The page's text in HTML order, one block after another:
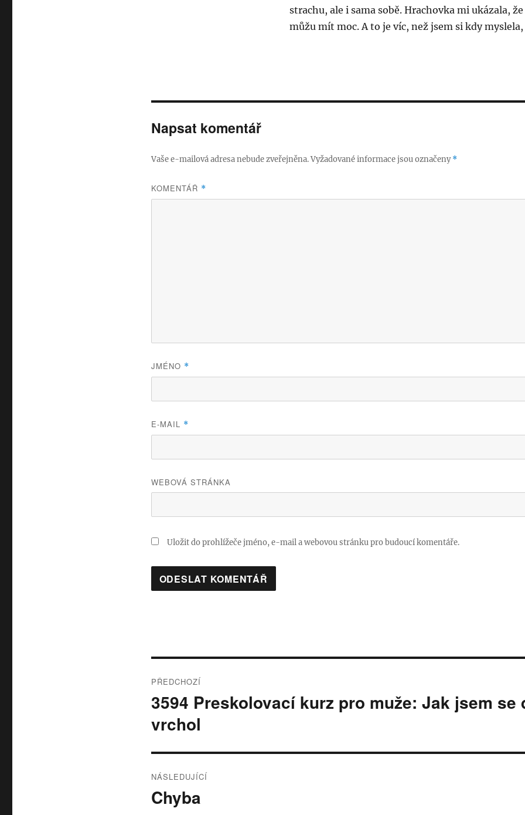
strachu, ale i sama sobě. Hrachovka mi ukázala,
můžu mít moc. A to je víc, než jsem si kdy
Napsat komentář
Vaše e-mailová adresa nebude zveřejněna.Vyžadované informace jsou označeny*
KOMENTÁŘ *
JMÉNO *
E-MAIL *
WEBOVÁ STRÁNKA
Uložit do prohlížeče jméno, e-mail a webovou stránku pro budoucí komentáře.
pro
příspěvek
PŘEDCHOZÍ
Předchozí
příspěvek:
3594 Preskolovací kurz pro muže: Jak jsem se
vrchol
NÁSLEDUJÍCÍ
Následující
příspěvek:
Chyba